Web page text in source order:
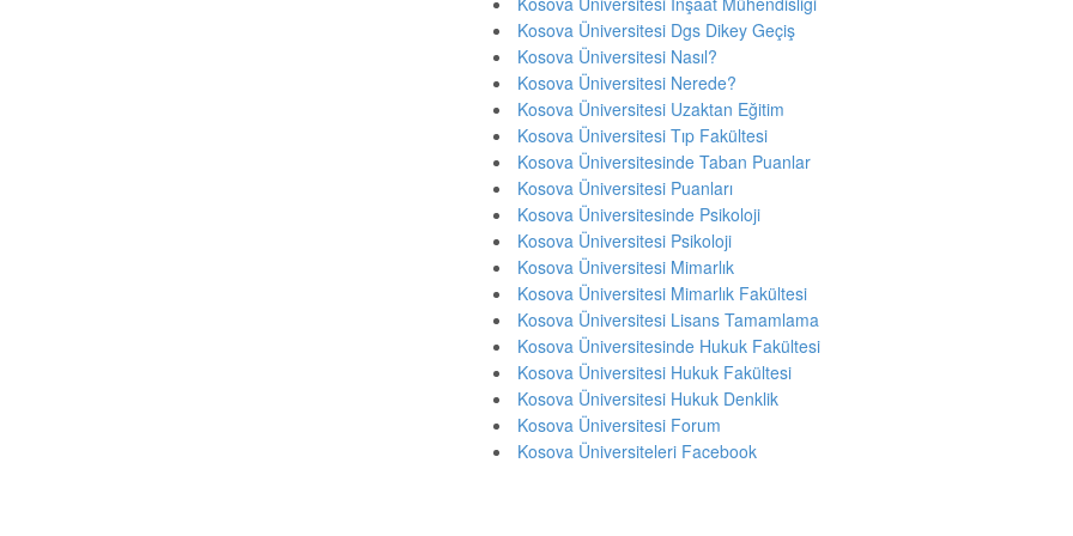
Kosova Üniversitesi Dgs Dikey Geçiş
Kosova Üniversitesi Nasıl?
Kosova Üniversitesi Nerede?
Kosova Üniversitesi Uzaktan Eğitim
Kosova Üniversitesi Tıp Fakültesi
Kosova Üniversitesinde Taban Puanlar
Kosova Üniversitesi Puanları
Kosova Üniversitesinde Psikoloji
Kosova Üniversitesi Psikoloji
Kosova Üniversitesi Mimarlık
Kosova Üniversitesi Mimarlık Fakültesi
Kosova Üniversitesi Lisans Tamamlama
Kosova Üniversitesinde Hukuk Fakültesi
Kosova Üniversitesi Hukuk Fakültesi
Kosova Üniversitesi Hukuk Denklik
Kosova Üniversitesi Forum
Kosova Üniversiteleri Facebook